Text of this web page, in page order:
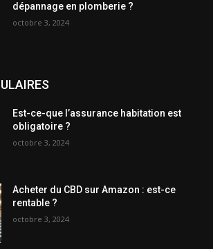
dépannage en plomberie ?
octobre 3, 2024
Est-ce-que l’assurance habitation est
obligatoire ?
octobre 3, 2024
Acheter du CBD sur Amazon : est-ce
rentable ?
octobre 3, 2024